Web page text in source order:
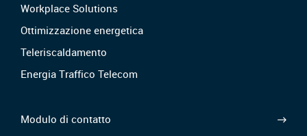
Workplace Solutions
Ottimizzazione energetica
Teleriscaldamento
Energia Traffico Telecom
Modulo di contatto